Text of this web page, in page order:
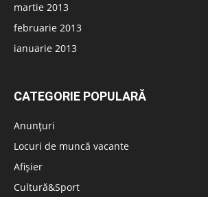
martie 2013
februarie 2013
ianuarie 2013
CATEGORIE POPULARĂ
Anunțuri
Locuri de muncă vacante
Afișier
Cultură&Sport